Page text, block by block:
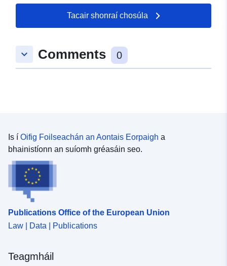
Tacair shonraí chosúla
keyboard_arrow_down Comments 0
Is í Oifig Foilseachán an Aontais Eorpaigh a
bhainistíonn an suíomh gréasáin seo.
Publications Office of the European Union
Law | Data | Publications
Teagmháil